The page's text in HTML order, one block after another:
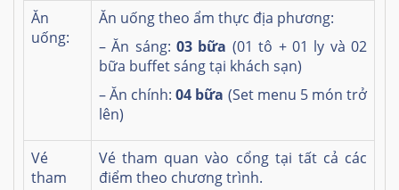
Ăn
uống:
Ăn uống theo ẩm thực địa phương:
– Ăn sáng:03 bữa (01 tô + 01 ly và 02
bữa buffet sáng tại khách sạn)
– Ăn chính:04 bữa (Set menu 5 món trở
lên)
Vé
tham
Vé tham quan vào cổng tại tất cả các
điểm theo chương trình.